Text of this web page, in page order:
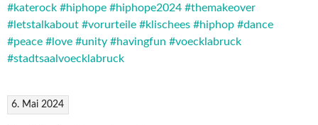
#katerock #hiphope #hiphope2024 #themakeover
#letstalkabout #vorurteile #klischees #hiphop #dance
#peace #love #unity #havingfun #voecklabruck
#stadtsaalvoecklabruck
6. Mai 2024